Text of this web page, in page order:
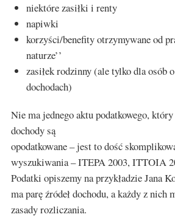
niektóre zasiłki i renty
napiwki
korzyści/benefity otrzymywane od
naturze’’
zasiłek rodzinny (ale tylko dla osób
dochodach)
Nie ma jednego aktu podatkowego,
dochody są
opodatkowane – jest to dość
wyszukiwania – ITEPA 2003, ITTOIA
Podatki opiszemy na przykładzie Jana
ma parę źródeł dochodu, a każdy z nich
zasady rozliczania.